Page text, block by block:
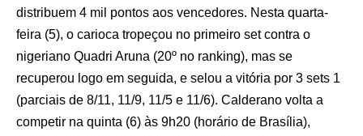
distribuem 4 mil pontos aos vencedores. Nesta quarta-
feira (5), o carioca tropeçou no primeiro set contra o
nigeriano Quadri Aruna (20º no ranking), mas se
recuperou logo em seguida, e selou a vitória por 3 sets 1
(parciais de 8/11, 11/9, 11/5 e 11/6). Calderano volta a
competir na quinta (6) às 9h20 (horário de Brasília),